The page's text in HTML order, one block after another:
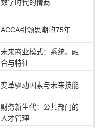
数字时代的情商
ACCA引领思潮的75年
未来商业模式：系统、融
合与特征
变革驱动因素与未来技能
财务新生代：公共部门的
人才管理